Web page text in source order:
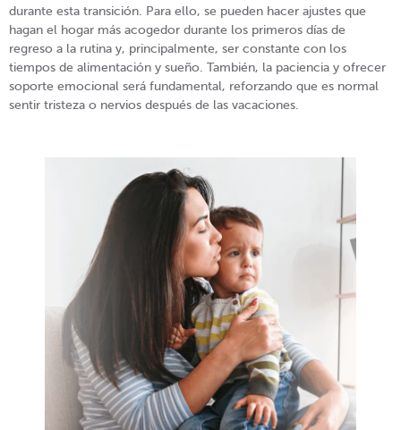
durante esta transición. Para ello, se pueden hacer ajustes que
hagan el hogar más acogedor durante los primeros días de
regreso a la rutina y, principalmente, ser constante con los
tiempos de alimentación y sueño. También, la paciencia y ofrecer
soporte emocional será fundamental, reforzando que es normal
sentir tristeza o nervios después de las vacaciones.